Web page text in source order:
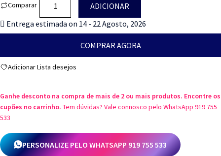
original
era:
atual
é:
Comparar
Garrafa
térmica
inoxidável
personalizar-
Um
seu
ADICIONAR
Entrega estimada on 14 - 22 Agosto, 2026
COMPRAR AGORA
Adicionar Lista desejos
Ganhe desconto na compra de mais de 2 ou mais produtos. Encontre os
cupões no carrinho. Tem dúvidas? Vale connosco pelo WhatsApp 919 755
533
PERSONALIZE PELO WHATSAPP 919 755 533